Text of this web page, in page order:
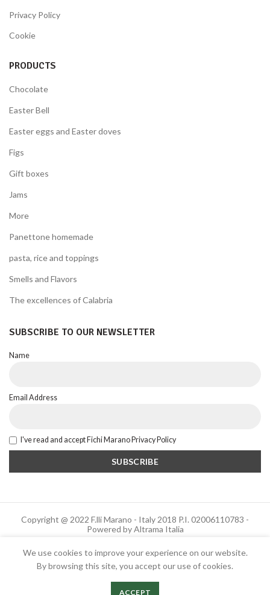
Privacy Policy
Cookie
PRODUCTS
Chocolate
Easter Bell
Easter eggs and Easter doves
Figs
Gift boxes
Jams
More
Panettone homemade
pasta, rice and toppings
Smells and Flavors
The excellences of Calabria
SUBSCRIBE TO OUR NEWSLETTER
Name
Email Address
I've read and accept Fichi Marano Privacy Policy
Copyright @ 2022 F.lli Marano - Italy 2018 P.I. 02006110783 -
Powered by Altrama Italia
Italiano English
We use cookies to improve your experience on our website.
By browsing this site, you accept our use of cookies.
ACCEPT